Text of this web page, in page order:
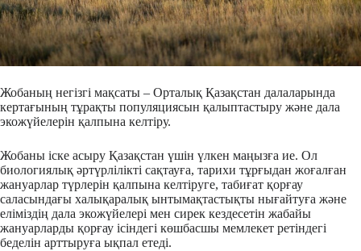
Жобаның негізгі мақсаты – Орталық Қазақстан далаларында
кертағының тұрақты популяциясын қалыптастыру және дала
экожүйелерін қалпына келтіру.
Жобаны іске асыру Қазақстан үшін үлкен маңызға ие. Ол
биологиялық әртүрлілікті сақтауға, тарихи тұрғыдан жоғалған
жануарлар түрлерін қалпына келтіруге, табиғат қорғау
саласындағы халықаралық ынтымақтастықты нығайтуға және
еліміздің дала экожүйелері мен сирек кездесетін жабайы
жануарларды қорғау ісіндегі көшбасшы мемлекет ретіндегі
беделін арттыруға ықпал етеді.